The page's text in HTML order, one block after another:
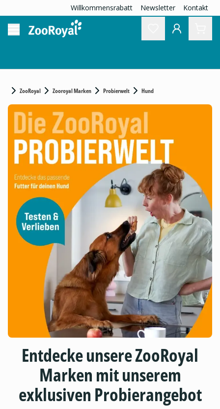
Willkommensrabatt Newsletter Kontakt
ZooRoyal Zooroyal Marken Probierwelt Hund
Entdecke unsere ZooRoyal
Marken mit unserem
exklusiven Probierangebot